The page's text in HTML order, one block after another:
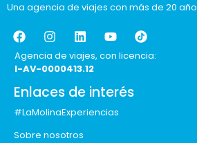
Una agencia de viajes con más de 20
Agencia de viajes, con licencia:
I-AV-0000413.12
Enlaces de interés
#LaMolinaExperiencias
Sobre nosotros